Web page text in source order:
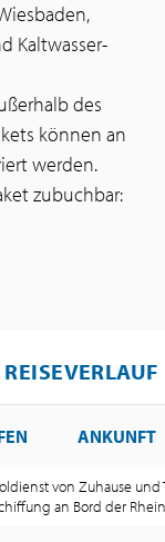
Kaltwasser-
des
können an
werden.
zubuchbar:
REISEVERLAUF
ANKUNFT
von Zuhause und
an Bord der